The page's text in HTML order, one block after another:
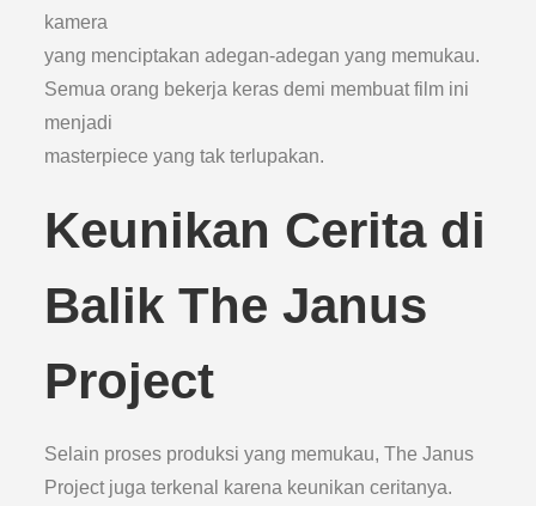
kamera
yang menciptakan adegan-adegan yang memukau.
Semua orang bekerja keras demi membuat film ini
menjadi
masterpiece yang tak terlupakan.
Keunikan Cerita di
Balik The Janus
Project
Selain proses produksi yang memukau, The Janus
Project juga terkenal karena keunikan ceritanya.